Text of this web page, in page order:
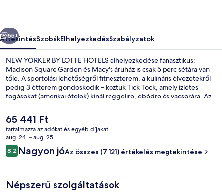
Következő
55+
ÁttekintésSzobákElhelyezkedésSzabályzatok
NEW YORKER BY LOTTE HOTELS elhelyezkedése fanasztikus:
Madison Square Garden és Macy's áruház is csak 5 perc sétára van
tőle. A sportolási lehetőségről fitneszterem, a kulináris élvezetekről
pedig 3 étterem gondoskodik – köztük Tick Tock, amely ízletes
fogásokat (amerikai ételek) kínál reggelire, ebédre és vacsorára. Az
teljessé. Más utazók a következőket is nagyra értékelik: központi
elhelyezkedés, városnézési lehetőség és kitűnő tömegközlekedés –
34 St.-Penn metróállomás mindössze pár lépés, 34 St.-Penn
metróállomás (Fashion Av.) pedig 4 perc séta.
A
jelenlegi
ár
65 441 Ft
65 441 Ft
tartalmazza az adókat és egyéb díjakat
aug. 24. – aug. 25.
Értékelések
8,28,2 ennyiből: 10
Nagyon jóAz összes (7 121) értékelés megtekintése
Népszerű szolgáltatások